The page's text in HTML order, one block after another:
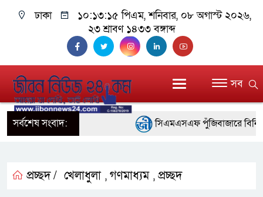
ঢাকা ১০:১৩:১৫ পিএম, শনিবার, ০৮ অগাস্ট ২০২৬,
২৩ শ্রাবণ ১৪৩৩ বঙ্গাব্দ
সব
সর্বশেষ সংবাদ:
সিএমএসএফ পুঁজিবাজারে
আন্তর্জাতিক মানের প্যারা ক্রীড়া
প্রচ্ছদ / খেলাধুলা , গণমাধ্যম , প্রচ্ছদ